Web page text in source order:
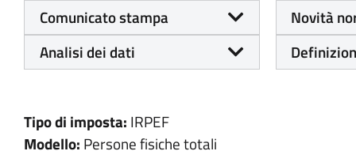
Comunicato stampa
Novità
Analisi dei dati
Tipo di imposta: IRPEF
Modello: Persone fisiche totali